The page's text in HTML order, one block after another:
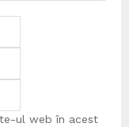
ul web în acest